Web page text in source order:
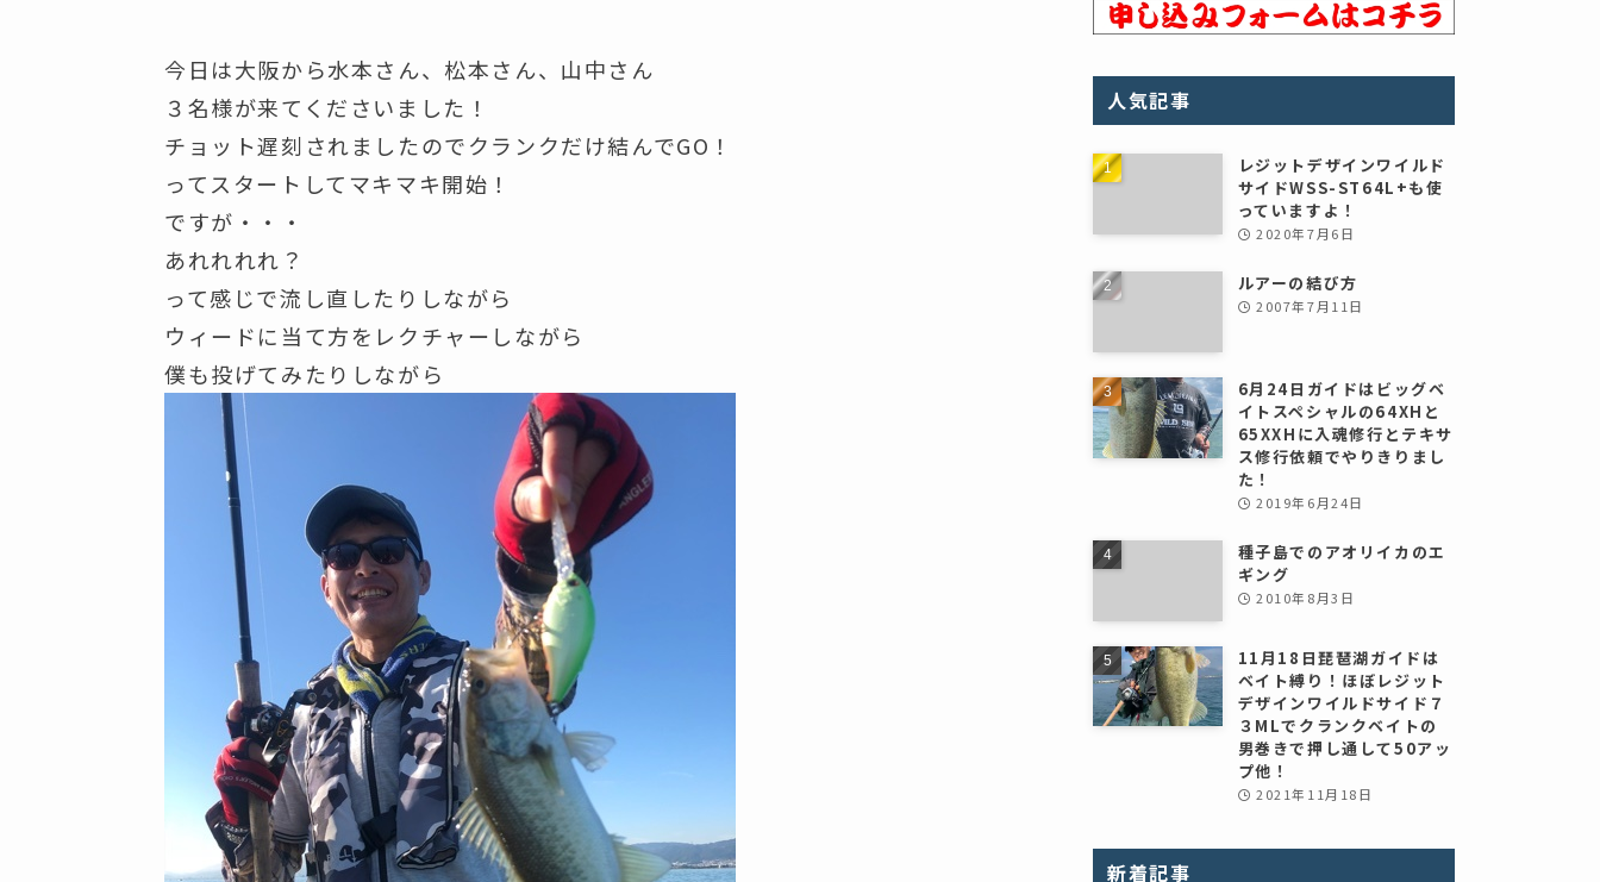
今日は大阪から水本さん、松本さん、山中さん
３名様が来てくださいました！
チョット遅刻されましたのでクランクだけ結んでGO！
ってスタートしてマキマキ開始！
ですが・・・
あれれれれ？
って感じで流し直したりしながら
ウィードに当て方をレクチャーしながら
僕も投げてみたりしながら
人気記事
レジットデザインワイルド
サイドWSS-ST64L+も使
っていますよ！
2020年7月6日
ルアーの結び方
2007年7月11日
6月24日ガイドはビッグベ
イトスペシャルの64XHと
65XXHに入魂修行とテキサ
ス修行依頼でやりきりまし
た！
2019年6月24日
種子島でのアオリイカのエ
ギング
2010年8月3日
11月18日琵琶湖ガイドは
ベイト縛り！ほぼレジット
デザインワイルドサイド７
３MLでクランクベイトの
男巻きで押し通して50アッ
プ他！
2021年11月18日
新着記事